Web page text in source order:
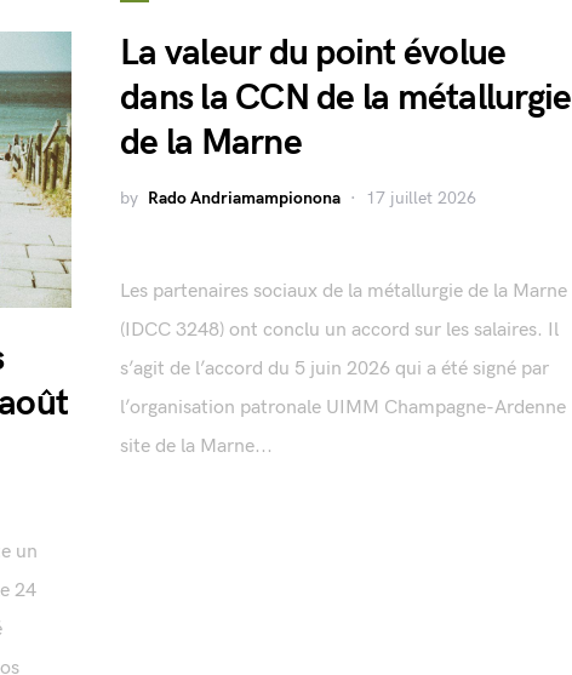
un
24
La valeur du point évolue
dans la CCN de la métallurgie
de la Marne
by Rado Andriamampionona 17 juillet 2026
Les partenaires sociaux de la métallurgie de la Marne
(IDCC 3248) ont conclu un accord sur les salaires. Il
s’agit de l’accord du 5 juin 2026 qui a été signé par
l’organisation patronale UIMM Champagne-Ardenne
site de la Marne...